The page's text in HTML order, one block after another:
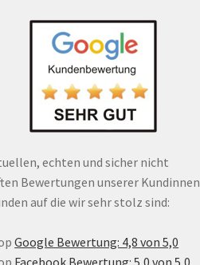
echten und sicher nicht
Bewertungen unserer Kundinnen
auf die wir sehr stolz sind:
Google Bewertung: 4,8 von 5,0
Facebook Bewertung: 5,0 von 5,0